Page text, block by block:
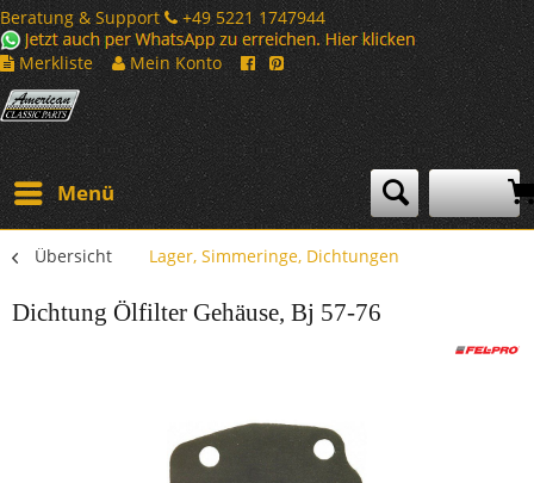
Beratung & Support
+49 5221 1747944
Merkliste
Mein Konto
Menü
Übersicht Lager, Simmeringe, Dichtungen
Dichtung Ölfilter Gehäuse, Bj 57-76